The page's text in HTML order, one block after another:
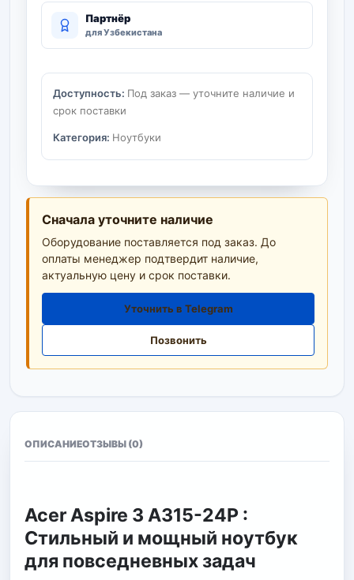
Партнёр
для Узбекистана
Доступность: Под заказ — уточните наличие и
срок поставки
Категория: Ноутбуки
Сначала уточните наличие
Оборудование поставляется под заказ. До
оплаты менеджер подтвердит наличие,
актуальную цену и срок поставки.
Уточнить в Telegram
Позвонить
ОПИСАНИЕОТЗЫВЫ (0)
Acer Aspire 3 A315-24P :
Стильный и мощный ноутбук
для повседневных задач